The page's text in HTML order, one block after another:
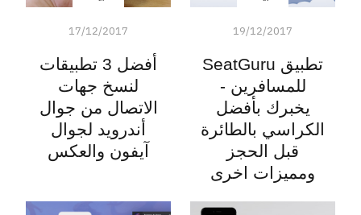
19/12/2017
تطبيق SeatGuru
للمسافرين -
يخبرك بأفضل
الكراسي بالطائرة
قبل الحجز
ومميزات اخرى
17/12/2017
أفضل 3 تطبيقات
لنسخ جهات
الاتصال من جوال
أندرويد لجوال
آيفون والعكس